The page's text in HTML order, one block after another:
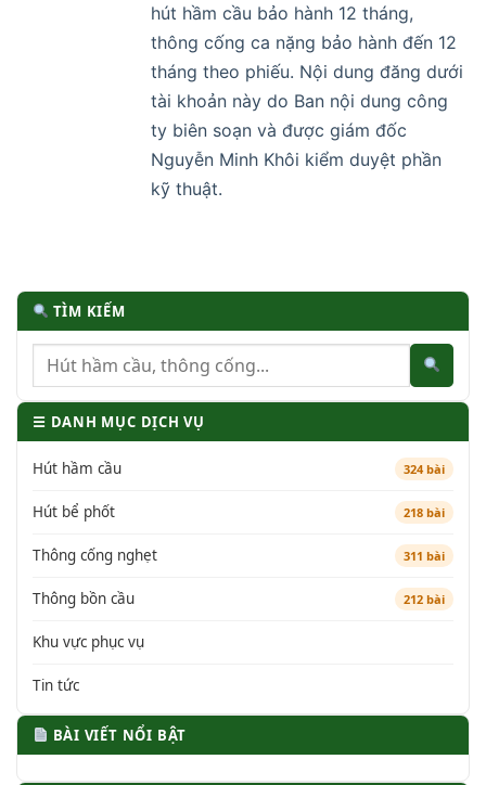
hút hầm cầu bảo hành 12 tháng,
thông cống ca nặng bảo hành đến 12
tháng theo phiếu. Nội dung đăng dưới
tài khoản này do Ban nội dung công
ty biên soạn và được giám đốc
Nguyễn Minh Khôi kiểm duyệt phần
kỹ thuật.
TÌM KIẾM
☰ DANH MỤC DỊCH VỤ
Hút hầm cầu 324 bài
Hút bể phốt 218 bài
Thông cống nghẹt 311 bài
Thông bồn cầu 212 bài
Khu vực phục vụ
Tin tức
BÀI VIẾT NỔI BẬT